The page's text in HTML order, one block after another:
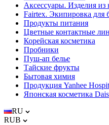
Аксессуары. Изделия из
Fairtex. Экипировка для
Продукты питания
Цветные контактные
Корейская косметика
Пробники
Пуш-ап белье
Тайские фрукты
Бытовая химия
Продукция Yanhee
Японская косметика
RU
RUB